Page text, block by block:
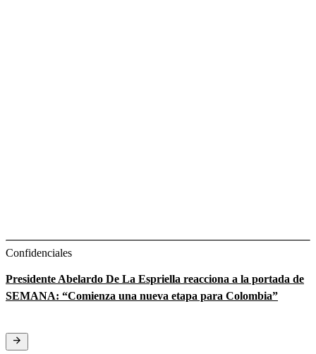
Confidenciales
Presidente Abelardo De La Espriella reacciona a la portada de
SEMANA: “Comienza una nueva etapa para Colombia”